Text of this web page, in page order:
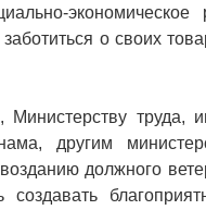
экономическое
о своих
труда,
другим
должного